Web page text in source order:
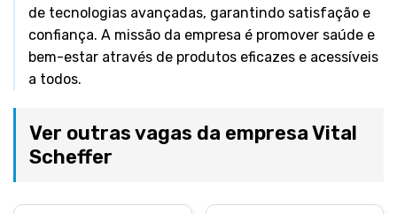
de tecnologias avançadas, garantindo satisfação e
confiança. A missão da empresa é promover saúde e
bem-estar através de produtos eficazes e acessíveis
a todos.
Ver outras vagas da empresa Vital
Scheffer